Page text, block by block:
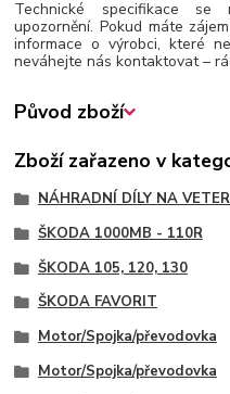
Technické specifikace se
upozornění. Pokud máte
informace o výrobci, které
neváhejte nás kontaktovat –
Původ zboží
Zboží zařazeno v
NÁHRADNÍ DÍLY NA
ŠKODA 1000MB - 110R
ŠKODA 105, 120, 130
ŠKODA FAVORIT
Motor/Spojka/převodovka
Motor/Spojka/převodovka